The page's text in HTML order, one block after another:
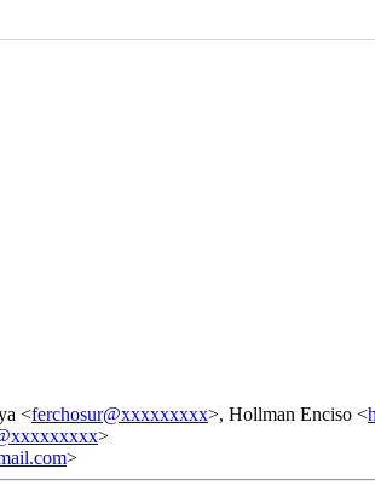
<ferchosur@xxxxxxxxx>, Hollman Enciso <
>
>